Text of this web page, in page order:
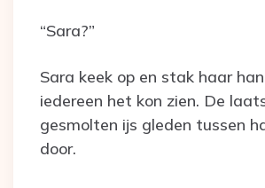
“Sara?”
Sara keek op en stak haar
iedereen het kon zien. De
gesmolten ijs gleden tussen
door.